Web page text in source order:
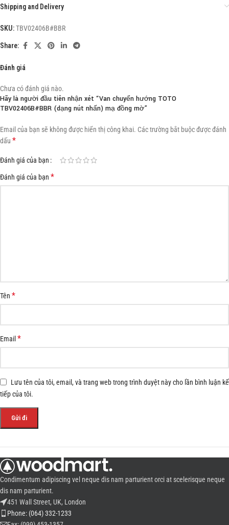
Shipping and Delivery
SKU:TBV02406B#BBR
Share:
Đánh giá
Chưa có đánh giá nào.
Hãy là người đầu tiên nhận xét “Van chuyển hướng TOTO
TBV02406B#BBR (dạng nút nhấn) mạ đồng mờ”
Email của bạn sẽ không được hiển thị công khai. Các trường bắt buộc được đánh
dấu *
Đánh giá của bạn
Đánh giá của bạn *
Tên *
Email*
Lưu tên của tôi, email, và trang web trong trình duyệt này cho lần bình luận kế
tiếp của tôi.
Condimentum adipiscing vel neque dis nam parturient orci at scelerisque neque
dis nam parturient.
451 Wall Street, UK, London
Phone: (064) 332-1233